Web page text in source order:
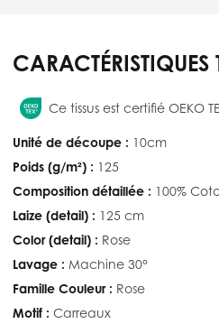
CARACTÉRISTIQUES
Ce tissus est certifié OEKO
Unité de découpe : 10cm
Poids (g/m²) : 125
Composition détaillée : 100%
Laize (detail) : 125 cm
Color (detail) : Rose
Lavage : Machine 30°
Famille Couleur : Rose
Motif : Carreaux